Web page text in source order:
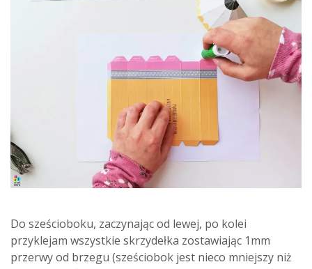
Do sześcioboku, zaczynając od lewej, po kolei
przyklejam wszystkie skrzydełka zostawiając 1mm
przerwy od brzegu (sześciobok jest nieco mniejszy niż